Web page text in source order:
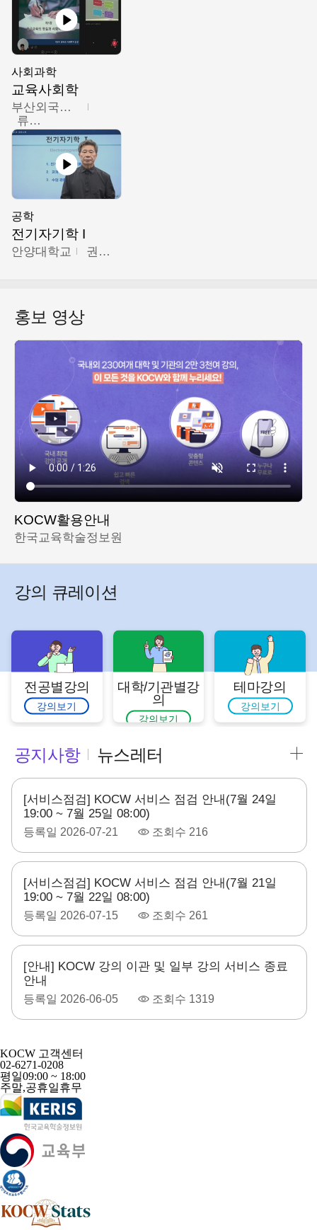
사회과학
교육사회학
부산외국어대학교
류영철
공학
전기자기학 I
안양대학교 권원현
홍보 영상
KOCW활용안내
한국교육학술정보원
강의 큐레이션
전공별강의
강의보기
대학/기관별강
의
강의보기
테마강의
강의보기
공지사항 뉴스레터
[서비스점검] KOCW 서비스 점검 안내(7월 24일
19:00 ~ 7월 25일 08:00)
등록일 2026-07-21 조회수 216
[서비스점검] KOCW 서비스 점검 안내(7월 21일
19:00 ~ 7월 22일 08:00)
등록일 2026-07-15 조회수 261
[안내] KOCW 강의 이관 및 일부 강의 서비스 종료
안내
등록일 2026-06-05 조회수 1319
KOCW 고객센터
02-6271-0208
평일09:00 ~ 18:00
주말,공휴일휴무